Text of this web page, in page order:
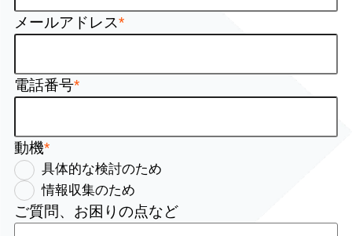
メールアドレス*
電話番号*
動機*
具体的な検討のため
情報収集のため
ご質問、お困りの点など